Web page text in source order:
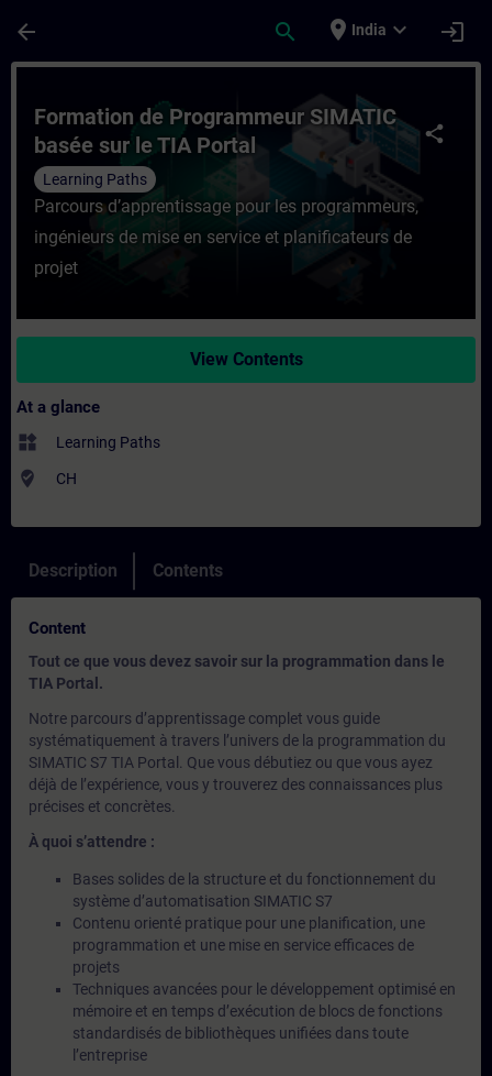
arrow_back search place India expand_more login
share
Formation de Programmeur SIMATIC
basée sur le TIA Portal
Learning Paths
Parcours d’apprentissage pour les programmeurs,
ingénieurs de mise en service et planificateurs de
projet
View Contents
At a glance
widgets Learning Paths
where_to_vote CH
Description Contents
Content
Tout ce que vous devez savoir sur la programmation dans le
TIA Portal.
Notre parcours d’apprentissage complet vous guide
systématiquement à travers l’univers de la programmation du
SIMATIC S7 TIA Portal. Que vous débutiez ou que vous ayez
déjà de l’expérience, vous y trouverez des connaissances plus
précises et concrètes.
À quoi s’attendre :
Bases solides de la structure et du fonctionnement du
système d’automatisation SIMATIC S7
Contenu orienté pratique pour une planification, une
programmation et une mise en service efficaces de
projets
Techniques avancées pour le développement optimisé en
mémoire et en temps d’exécution de blocs de fonctions
standardisés de bibliothèques unifiées dans toute
l’entreprise